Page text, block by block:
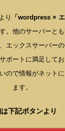
り
「wordpress ×
。他のサーバーと
エックスサーバー
ポートに満足して
ので情報がネット
ます。
下記ボタンより